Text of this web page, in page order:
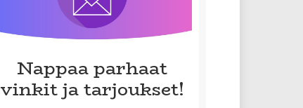
Nappaa parhaat
vinkit ja tarjoukset!